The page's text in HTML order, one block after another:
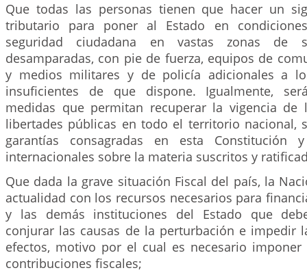
Que todas las personas tienen que hacer un
tributario para poner al Estado en
seguridad ciudadana en vastas zonas de
desamparadas, con pie de fuerza, equipos de
y medios militares y de policía adicionales a
insuficientes de que dispone. Igualmente,
medidas que permitan recuperar la vigencia de
libertades públicas en todo el territorio nacional,
garantías consagradas en esta Constitución
internacionales sobre la materia suscritos y
Que dada la grave situación Fiscal del país, la
actualidad con los recursos necesarios para
y las demás instituciones del Estado que
conjurar las causas de la perturbación e impedir
efectos, motivo por el cual es necesario imponer
contribuciones fiscales;